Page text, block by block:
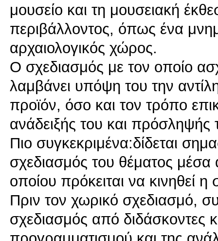
μουσείο και τη μουσειακή
περιβάλλοντος, όπως ένα
αρχαιολογικός χώρος.
Ο σχεδιασμός με τον οποίο
λαμβάνει υπόψη του την
προϊόν, όσο και τον τρόπο
ανάδειξής του και πρόσληψής
Πιο συγκεκριμένα:δίδεται
σχεδιασμός του θέματος μέσα
οποίου πρόκειται να κινηθεί
Πριν τον χωρικό σχεδιασμό,
σχεδιασμός από διδάσκοντες